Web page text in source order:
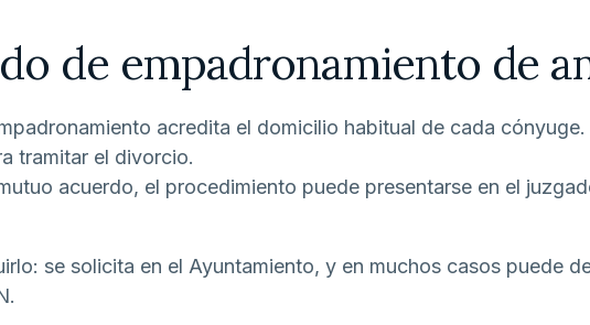
de empadronamiento de
acredita el domicilio habitual de cada
tramitar el divorcio.
acuerdo, el procedimiento puede presentarse en el
se solicita en el Ayuntamiento, y en muchos casos puede